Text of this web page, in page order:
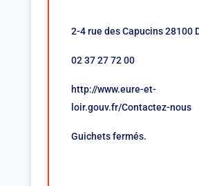
2-4 rue des Capucins 28100
02 37 27 72 00
http://www.eure-et-
loir.gouv.fr/Contactez-nous
Guichets fermés.